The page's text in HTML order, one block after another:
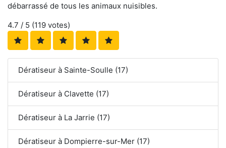
débarrassé de tous les animaux nuisibles.
4.7 / 5 (119 votes)
Dératiseur à Sainte-Soulle (17)
Dératiseur à Clavette (17)
Dératiseur à La Jarrie (17)
Dératiseur à Dompierre-sur-Mer (17)